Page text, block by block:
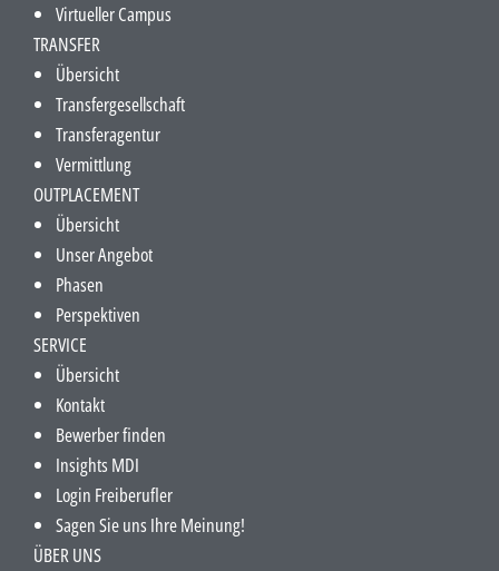
Virtueller Campus
TRANSFER
Übersicht
Transfergesellschaft
Transferagentur
Vermittlung
OUTPLACEMENT
Übersicht
Unser Angebot
Phasen
Perspektiven
SERVICE
Übersicht
Kontakt
Bewerber finden
Insights MDI
Login Freiberufler
Sagen Sie uns Ihre Meinung!
ÜBER UNS